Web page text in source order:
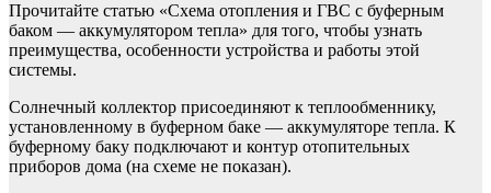
Прочитайте статью «Схема отопления и ГВС с буферным
баком — аккумулятором тепла» для того, чтобы узнать
преимущества, особенности устройства и работы этой
системы.
Солнечный коллектор присоединяют к теплообменнику,
установленному в буферном баке — аккумуляторе тепла. К
буферному баку подключают и контур отопительных
приборов дома (на схеме не показан).